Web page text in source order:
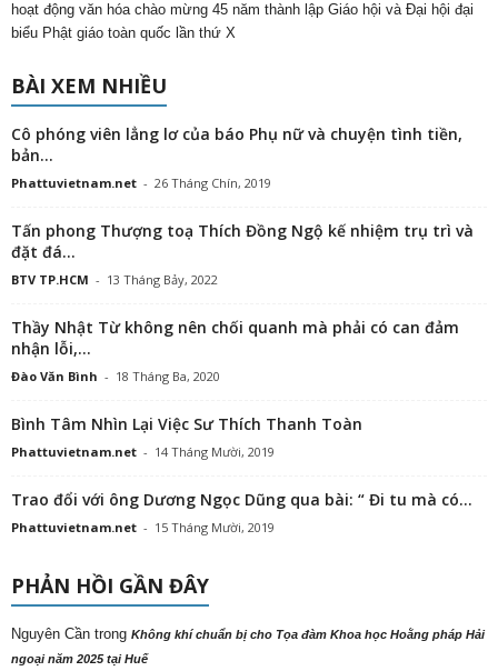
hoạt động văn hóa chào mừng 45 năm thành lập Giáo hội và Đại hội đại
biểu Phật giáo toàn quốc lần thứ X
BÀI XEM NHIỀU
Cô phóng viên lẳng lơ của báo Phụ nữ và chuyện tình tiền,
bản...
Phattuvietnam.net - 26 Tháng Chín, 2019
Tấn phong Thượng toạ Thích Đồng Ngộ kế nhiệm trụ trì và
đặt đá...
BTV TP.HCM - 13 Tháng Bảy, 2022
Thầy Nhật Từ không nên chối quanh mà phải có can đảm
nhận lỗi,...
Đào Văn Bình - 18 Tháng Ba, 2020
Bình Tâm Nhìn Lại Việc Sư Thích Thanh Toàn
Phattuvietnam.net - 14 Tháng Mười, 2019
Trao đổi với ông Dương Ngọc Dũng qua bài: “ Đi tu mà có...
Phattuvietnam.net - 15 Tháng Mười, 2019
PHẢN HỒI GẦN ĐÂY
Nguyên Cần trong Không khí chuẩn bị cho Tọa đàm Khoa học Hoằng pháp Hải
ngoại năm 2025 tại Huế